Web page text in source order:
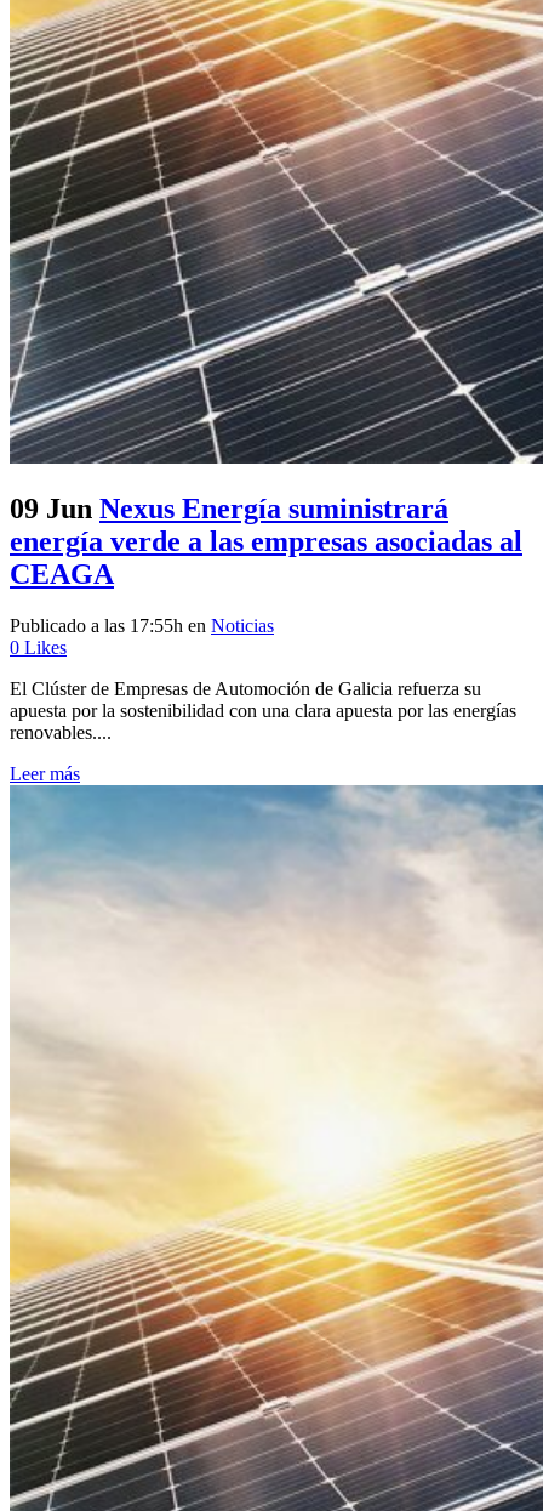
09 Jun Nexus Energía suministrará
energía verde a las empresas asociadas al
CEAGA
Publicado a las 17:55h en Noticias
0 Likes
El Clúster de Empresas de Automoción de Galicia refuerza su
apuesta por la sostenibilidad con una clara apuesta por las energías
renovables....
Leer más